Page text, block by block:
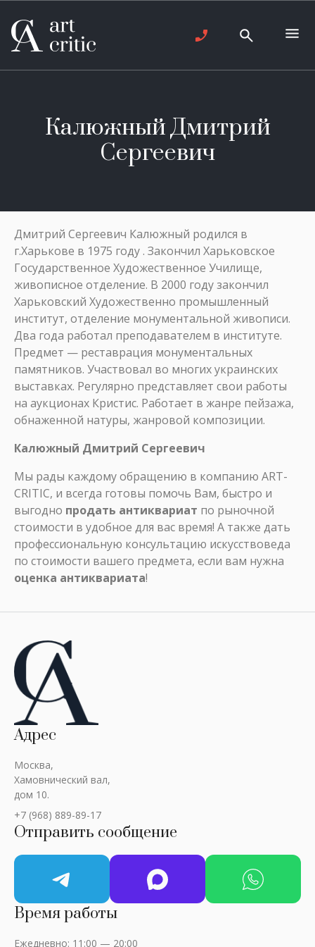
Калюжный Дмитрий
Сергеевич
Дмитрий Сергеевич Калюжный родился в
г.Харькове в 1975 году . Закончил Харьковское
Государственное Художественное Училище,
живописное отделение. В 2000 году закончил
Харьковский Художественно промышленный
институт, отделение монументальной живописи.
Два года работал преподавателем в институте.
Предмет — реставрация монументальных
памятников. Участвовал во многих украинских
выставках. Регулярно представляет свои работы
на аукционах Кристис. Работает в жанре пейзажа,
обнаженной натуры, жанровой композиции.
Калюжный Дмитрий Сергеевич
Мы рады каждому обращению в компанию ART-
CRITIC, и всегда готовы помочь Вам, быстро и
выгодно продать антиквариат по рыночной
стоимости в удобное для вас время! А также дать
профессиональную консультацию искусствоведа
по стоимости вашего предмета, если вам нужна
оценка антиквариата!
Адрес
Москва,
Хамовнический вал,
дом 10.
+7 (968) 889-89-17
Отправить сообщение
Время работы
Ежедневно: 11:00 — 20:00